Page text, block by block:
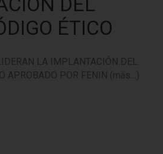
ÉTICO
LA IMPLANTACIÓN DEL
APROBADO POR FENIN (más…)